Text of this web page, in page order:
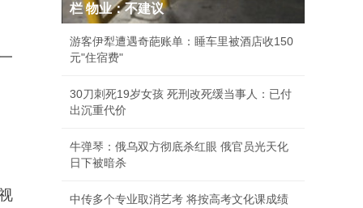
栏 物业：不建议
游客伊犁遭遇奇葩账单：睡车里被酒店收150
元"住宿费"
30刀刺死19岁女孩 死刑改死缓当事人：已付
出沉重代价
牛弹琴：俄乌双方彻底杀红眼 俄官员光天化
日下被暗杀
中传多个专业取消艺考 将按高考文化课成绩